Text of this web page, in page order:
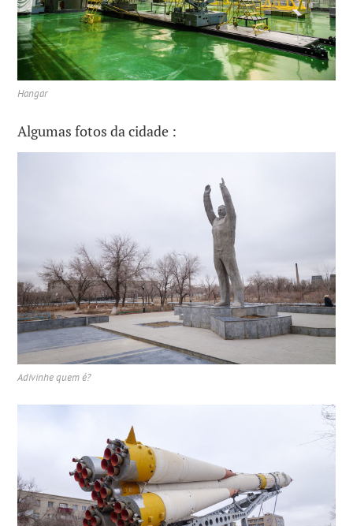
Hangar
Algumas fotos da cidade :
Adivinhe quem é?